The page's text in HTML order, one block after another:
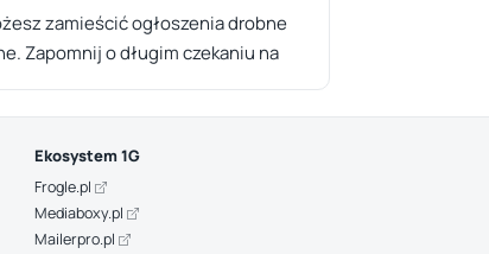
zamieścić ogłoszenia drobne
Zapomnij o długim czekaniu na
Ekosystem 1G
Frogle.pl
Mediaboxy.pl
Mailerpro.pl